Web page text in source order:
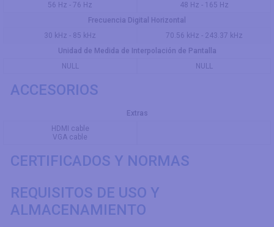
56 Hz - 76 Hz
48 Hz - 165 Hz
Frecuencia Digital Horizontal
30 kHz - 85 kHz
70.56 kHz - 243.37 kHz
Unidad de Medida de Interpolación de Pantalla
NULL
NULL
ACCESORIOS
Extras
HDMI cable
VGA cable
CERTIFICADOS Y NORMAS
REQUISITOS DE USO Y
ALMACENAMIENTO